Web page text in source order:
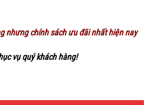
nhưng chính sách ưu đãi nhất hiện nay
vụ quý khách hàng!